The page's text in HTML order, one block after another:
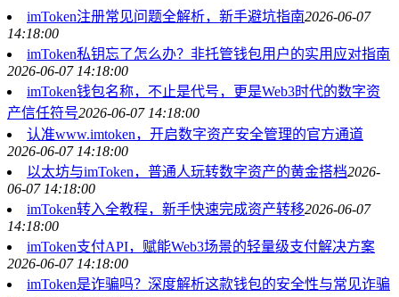
imToken注册常见问题全解析，新手避坑指南2026-06-07
14:18:00
imToken私钥忘了怎么办？非托管钱包用户的实用应对指南
2026-06-07 14:18:00
imToken钱包名称，不止是代号，更是Web3时代的数字资
产信任符号2026-06-07 14:18:00
认准www.imtoken，开启数字资产安全管理的官方通道
2026-06-07 14:18:00
以太坊与imToken，普通人玩转数字资产的黄金搭档2026-
06-07 14:18:00
imToken转入全教程，新手快速完成资产转移2026-06-07
14:18:00
imToken支付API，赋能Web3场景的轻量级支付解决方案
2026-06-07 14:18:00
imToken是诈骗吗？深度解析这款钱包的安全性与常见诈骗